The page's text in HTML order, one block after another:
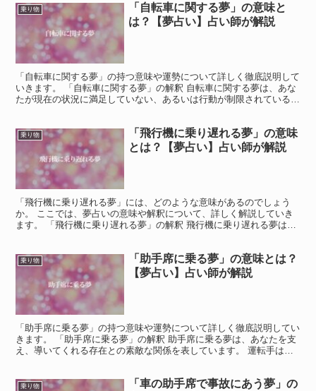
乗り物
「自転車に関する夢」の意味と
は？【夢占い】占い師が解説
「自転車に関する夢」の持つ意味や運勢について詳しく徹底説明して
いきます。 「自転車に関する夢」の解釈 自転車に関する夢は、あな
たが現在の状況に満足していない、あるいは行動が制限されているこ
乗り物
「飛行機に乗り遅れる夢」の意味
とは？【夢占い】占い師が解説
「飛行機に乗り遅れる夢」には、どのような意味があるのでしょう
か。 ここでは、夢占いの意味や解釈について、詳しく解説していき
ます。 「飛行機に乗り遅れる夢」の解釈 飛行機に乗り遅れる夢は、
乗り物
「助手席に乗る夢」の意味とは？
【夢占い】占い師が解説
「助手席に乗る夢」の持つ意味や運勢について詳しく徹底説明してい
きます。 「助手席に乗る夢」の解釈 助手席に乗る夢は、あなたを支
え、導いてくれる存在との素敵な関係を表しています。 運転手は、
乗り物
「車の助手席で事故にあう夢」の